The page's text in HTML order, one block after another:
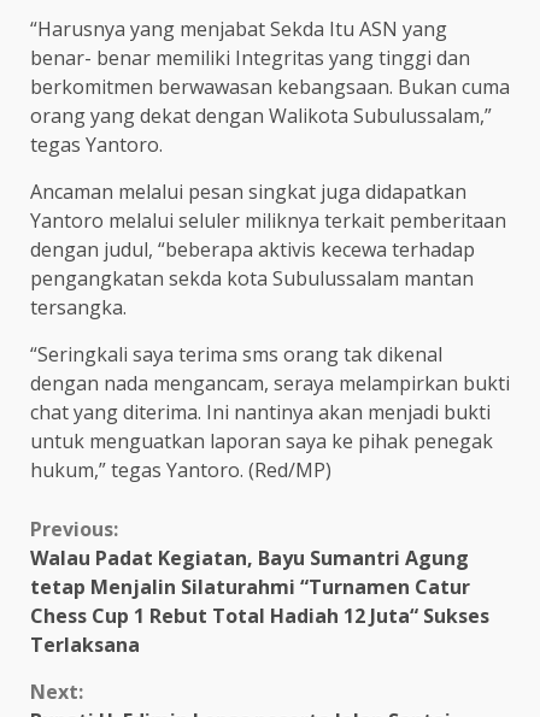
“Harusnya yang menjabat Sekda Itu ASN yang
benar- benar memiliki Integritas yang tinggi dan
berkomitmen berwawasan kebangsaan. Bukan cuma
orang yang dekat dengan Walikota Subulussalam,”
tegas Yantoro.
Ancaman melalui pesan singkat juga didapatkan
Yantoro melalui seluler miliknya terkait pemberitaan
dengan judul, “beberapa aktivis kecewa terhadap
pengangkatan sekda kota Subulussalam mantan
tersangka.
“Seringkali saya terima sms orang tak dikenal
dengan nada mengancam, seraya melampirkan bukti
chat yang diterima. Ini nantinya akan menjadi bukti
untuk menguatkan laporan saya ke pihak penegak
hukum,” tegas Yantoro. (Red/MP)
Continue
Reading
Previous:
Walau Padat Kegiatan, Bayu Sumantri Agung
tetap Menjalin Silaturahmi “Turnamen Catur
Chess Cup 1 Rebut Total Hadiah 12 Juta“ Sukses
Terlaksana
Next: